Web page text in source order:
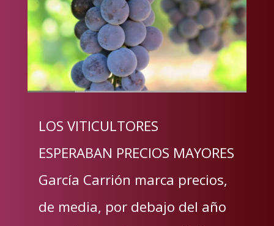
LOS VITICULTORES
ESPERABAN PRECIOS MAYORES
García Carrión marca precios,
de media, por debajo del año